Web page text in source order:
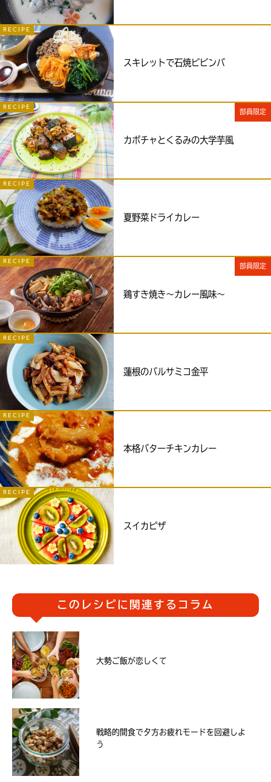
RECIPE
スキレットで石焼ビビンバ
RECIPE
部員限定
カボチャとくるみの大学芋風
RECIPE
夏野菜ドライカレー
RECIPE
部員限定
鶏すき焼き～カレー風味～
RECIPE
蓮根のバルサミコ金平
RECIPE
本格バターチキンカレー
RECIPE
スイカピザ
このレシピに関連するコラム
大勢ご飯が恋しくて
戦略的間食で夕方お疲れモードを回避しよ
う